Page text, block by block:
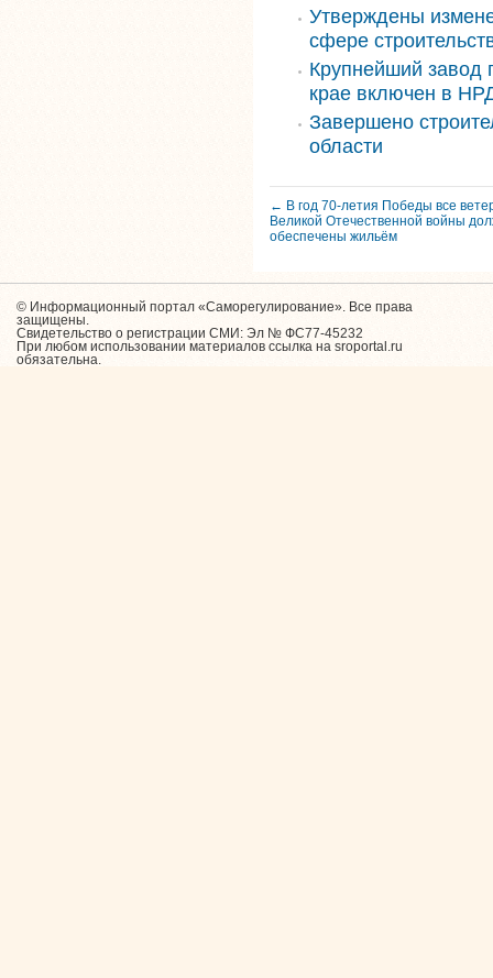
Утверждены
сфере
Крупнейший завод
крае включен в
Завершено
области
← В год 70-летия Победы все
Великой Отечественной войны
обеспечены жильём
© Информационный портал «Саморегулирование». Все права
защищены.
Свидетельство о регистрации СМИ: Эл № ФС77-45232
При любом использовании материалов ссылка на sroportal.ru
обязательна.